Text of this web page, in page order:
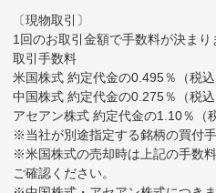
〔現物取引〕
1回のお取引金額で手数料が決まり
取引手数料
米国株式 約定代金の0.495％（税
中国株式 約定代金の0.275％（税
アセアン株式 約定代金の1.10％（
※当社が別途指定する銘柄の買付
※米国株式の売却時は上記の手数
ご確認ください。